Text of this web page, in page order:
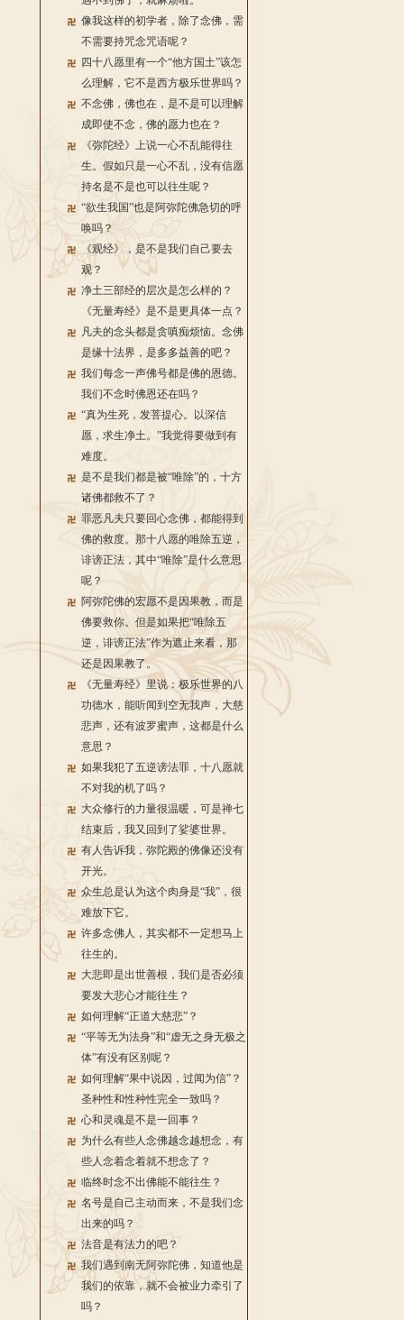
像我这样的初学者，除了念佛，需
不需要持咒念咒语呢？
四十八愿里有一个“他方国土”该怎
么理解，它不是西方极乐世界吗？
不念佛，佛也在，是不是可以理解
成即使不念，佛的愿力也在？
《弥陀经》上说一心不乱能得往
生。假如只是一心不乱，没有信愿
持名是不是也可以往生呢？
“欲生我国”也是阿弥陀佛急切的呼
唤吗？
《观经》，是不是我们自己要去
观？
净土三部经的层次是怎么样的？
《无量寿经》是不是更具体一点？
凡夫的念头都是贪嗔痴烦恼。念佛
是缘十法界，是多多益善的吧？
我们每念一声佛号都是佛的恩德。
我们不念时佛恩还在吗？
“真为生死，发菩提心。以深信
愿，求生净土。”我觉得要做到有
难度。
是不是我们都是被“唯除”的，十方
诸佛都救不了？
罪恶凡夫只要回心念佛，都能得到
佛的救度。那十八愿的唯除五逆，
诽谤正法，其中“唯除”是什么意思
呢？
阿弥陀佛的宏愿不是因果教，而是
佛要救你。但是如果把“唯除五
逆，诽谤正法”作为遮止来看，那
还是因果教了。
《无量寿经》里说：极乐世界的八
功德水，能听闻到空无我声，大慈
悲声，还有波罗蜜声，这都是什么
意思？
如果我犯了五逆谤法罪，十八愿就
不对我的机了吗？
大众修行的力量很温暖，可是禅七
结束后，我又回到了娑婆世界。
有人告诉我，弥陀殿的佛像还没有
开光。
众生总是认为这个肉身是“我”，很
难放下它。
许多念佛人，其实都不一定想马上
往生的。
大悲即是出世善根，我们是否必须
要发大悲心才能往生？
如何理解“正道大慈悲”？
“平等无为法身”和“虚无之身无极之
体”有没有区别呢？
如何理解“果中说因，过闻为信”？
圣种性和性种性完全一致吗？
心和灵魂是不是一回事？
为什么有些人念佛越念越想念，有
些人念着念着就不想念了？
临终时念不出佛能不能往生？
名号是自己主动而来，不是我们念
出来的吗？
法音是有法力的吧？
我们遇到南无阿弥陀佛，知道他是
我们的依靠，就不会被业力牵引了
吗？